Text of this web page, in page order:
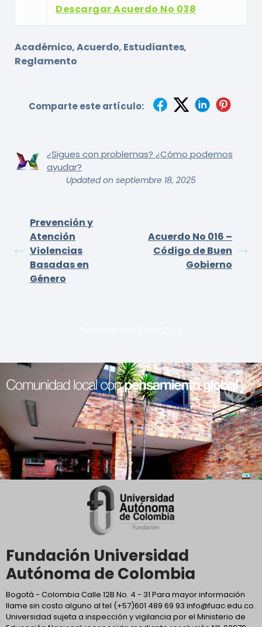
Descargar Acuerdo No 038
Académico,Acuerdo, Estudiantes,
Reglamento
Comparte este artículo:
¿Sigues con problemas? ¿Cómo podemos
ayudar?
Updated on septiembre 18, 2025
Prevención y
Atención
Violencias
Basadas en
Género
Acuerdo No 016 –
Código de Buen
Gobierno
Fundación Universidad
Autónoma de Colombia
Bogotá - Colombia Calle 12B No. 4 - 31 Para mayor información
llame sin costo alguno al tel (+57)601 489 69 93 info@fuac.edu.co.
Universidad sujeta a inspección y vigilancia por el Ministerio de